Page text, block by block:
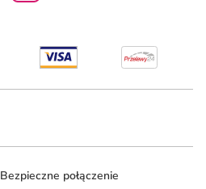
Bezpieczne połączenie